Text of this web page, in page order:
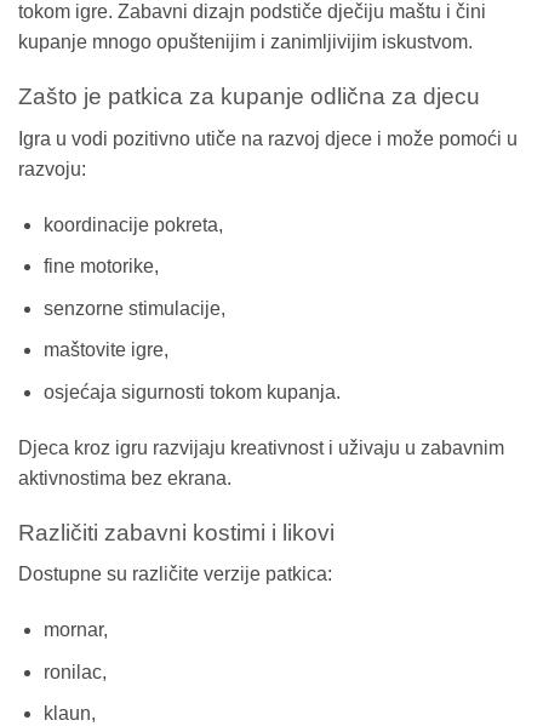
tokom igre. Zabavni dizajn podstiče dječiju maštu i čini
kupanje mnogo opuštenijim i zanimljivijim iskustvom.
Zašto je patkica za kupanje odlična za djecu
Igra u vodi pozitivno utiče na razvoj djece i može pomoći u
razvoju:
koordinacije pokreta,
fine motorike,
senzorne stimulacije,
maštovite igre,
osjećaja sigurnosti tokom kupanja.
Djeca kroz igru razvijaju kreativnost i uživaju u zabavnim
aktivnostima bez ekrana.
Različiti zabavni kostimi i likovi
Dostupne su različite verzije patkica:
mornar,
ronilac,
klaun,